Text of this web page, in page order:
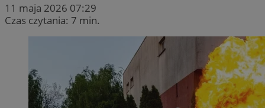
11 maja 2026 07:29
Czas czytania: 7 min.